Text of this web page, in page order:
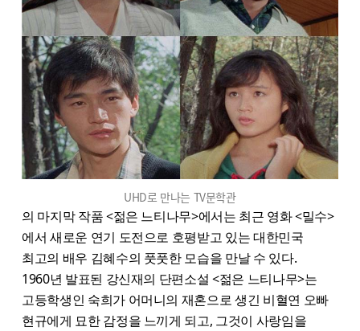
UHD로 만나는 TV문학관
의 마지막 작품 <젊은 느티나무>에서는 최근 영화 <밀수>
에서 새로운 연기 도전으로 호평받고 있는 대한민국
최고의 배우 김혜수의 풋풋한 모습을 만날 수 있다.
1960년 발표된 강신재의 단편소설 <젊은 느티나무>는
고등학생인 숙희가 어머니의 재혼으로 생긴 비혈연 오빠
현규에게 묘한 감정을 느끼게 되고, 그것이 사랑임을